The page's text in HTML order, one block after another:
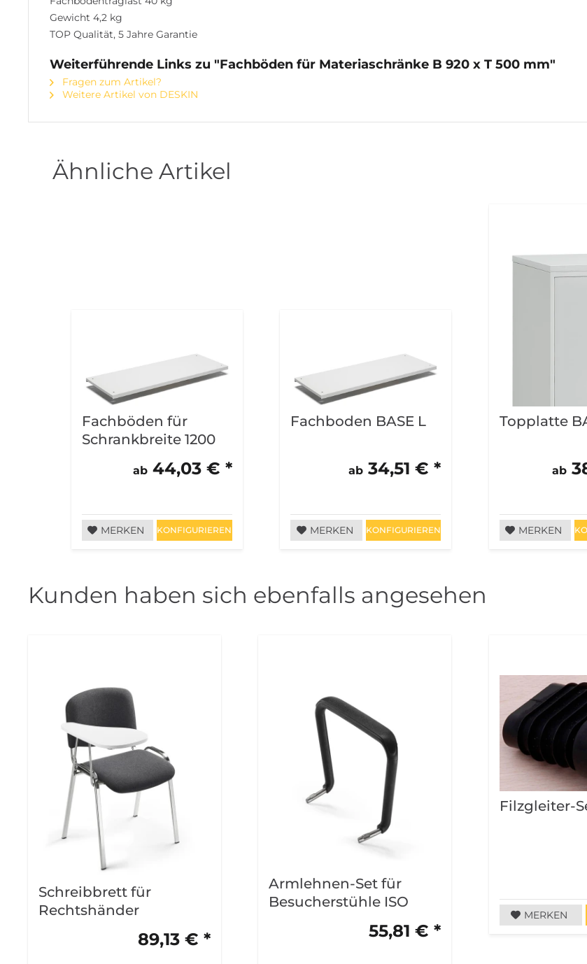
Gewicht 4,2 kg
TOP Qualität, 5 Jahre Garantie
Weiterführende Links zu "Fachböden für Materiaschränke B 920 x T 500 mm"
Fragen zum Artikel?
Weitere Artikel von DESKIN
Ähnliche Artikel
Fachböden für
Schrankbreite 1200
ab44,03 € *
MERKEN KONFIGURIEREN
Fachboden BASE L
ab 34,51 € *
MERKEN KONFIGURIEREN
Topplatte
ab
MERKEN
Kunden haben sich ebenfalls angesehen
Schreibbrett für
Rechtshänder
89,13 € *
Armlehnen-Set für
Besucherstühle ISO
55,81 € *
Filzgleiter-
MERKEN